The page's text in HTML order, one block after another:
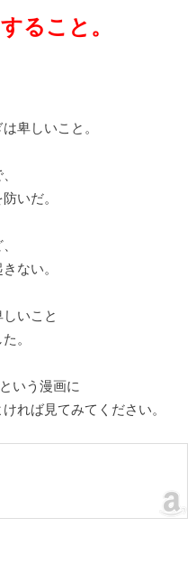
ること。
卑しいこと。
いだ。
ない。
いこと
。
いう漫画に
れば見てみてください。